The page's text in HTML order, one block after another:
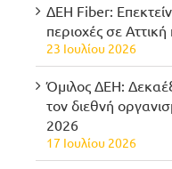
ΔΕΗ Fiber:
περιοχές σε
23 Ιουλίου 2026
Όμιλος ΔΕΗ:
τον διεθνή
2026
17 Ιουλίου 2026